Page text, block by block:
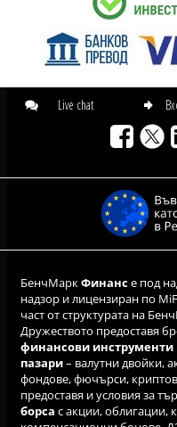
Live chat
БенчМаркФинансе под
надзор и лицензиран по
част от структурата на
Дружеството предоставя
финансови
пазари– валутни двойки,
фондове, фючърси,
предоставя и условия за
борса с акции, облигации,